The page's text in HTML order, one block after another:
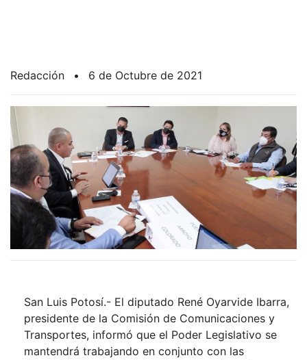
Redacción • 6 de Octubre de 2021
San Luis Potosí.- El diputado René Oyarvide Ibarra,
presidente de la Comisión de Comunicaciones y
Transportes, informó que el Poder Legislativo se
mantendrá trabajando en conjunto con las